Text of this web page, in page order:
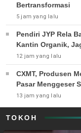
Bertransformasi
5 jam yang lalu
Pendiri JYP Rela
Kantin Organik,
12 jam yang lalu
CXMT, Produsen
Pasar Menggeser
13 jam yang lalu
TOKOH